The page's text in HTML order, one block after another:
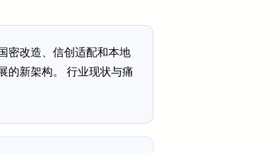
密改造、信创适配和本地
的新架构。 行业现状与痛